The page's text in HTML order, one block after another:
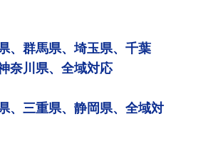
、群馬県、埼玉県、千葉
奈川県、全域対応
、三重県、静岡県、全域対